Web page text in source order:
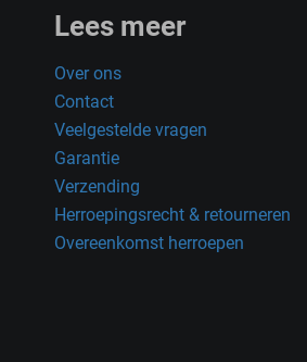
Lees meer
Over ons
Contact
Veelgestelde vragen
Garantie
Verzending
Herroepingsrecht & retourneren
Overeenkomst herroepen